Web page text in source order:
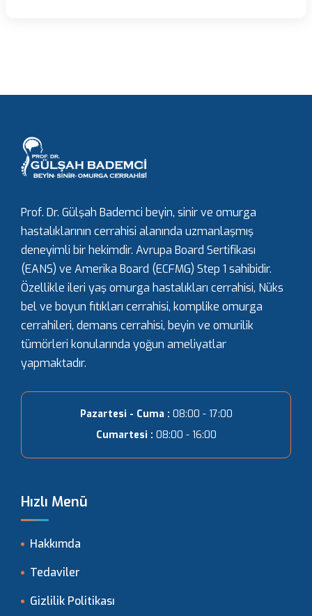
Prof. Dr. Gülşah Bademci beyin, sinir ve omurga
hastalıklarının cerrahisi alanında uzmanlaşmış
deneyimli bir hekimdir. Avrupa Board Sertifikası
(EANS) ve Amerika Board (ECFMG) Step 1 sahibidir.
Özellikle ileri yaş omurga hastalıkları cerrahisi, Nüks
bel ve boyun fıtıkları cerrahisi, komplike omurga
cerrahileri, demans cerrahisi, beyin ve omurilik
tümörleri konularında yoğun ameliyatlar
yapmaktadır.
Pazartesi - Cuma : 08:00 - 17:00
Cumartesi : 08:00 - 16:00
Hızlı Menü
Hakkımda
Tedaviler
Gizlilik Politikası